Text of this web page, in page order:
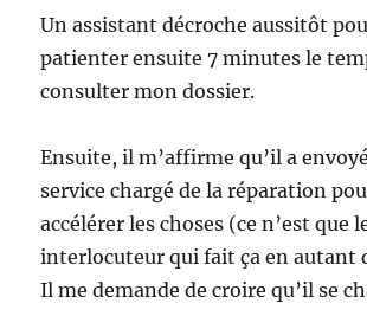
Un assistant décroche aussitôt
patienter ensuite 7 minutes le
consulter mon dossier.
Ensuite, il m’affirme qu’il a
service chargé de la réparation
accélérer les choses (ce n’est que
interlocuteur qui fait ça en autant
Il me demande de croire qu’il se